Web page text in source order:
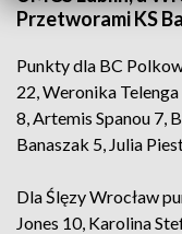
Przetworami KS
Punkty dla BC
22, Weronika
8, Artemis Spanou 7,
Banaszak 5, Julia
Dla Ślęzy Wrocław
Jones 10, Karolina